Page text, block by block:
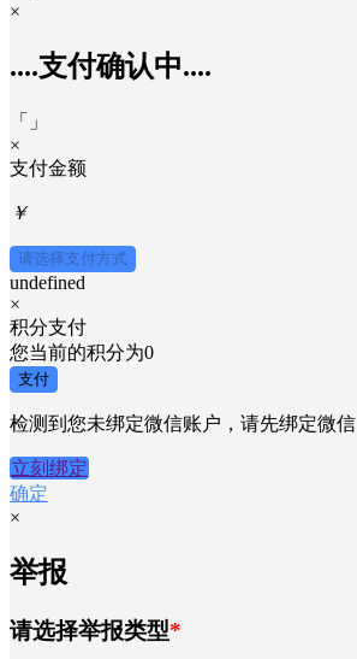
×
....支付确认中....
「
」
×
支付金额
￥
请选择支付方式
undefined
×
积分支付
您当前的积分为0
支付
检测到您未绑定微信账户，请先绑定微信
立刻绑定
确定
×
举报
请选择举报类型*